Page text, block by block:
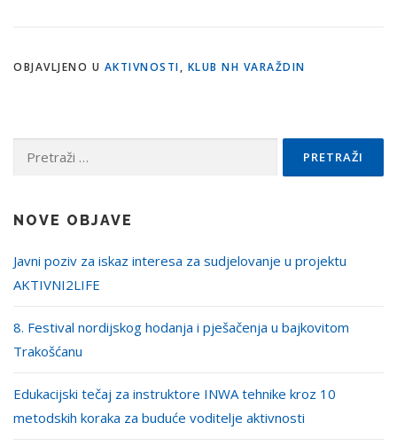
OBJAVLJENO U AKTIVNOSTI, KLUB NH VARAŽDIN
Pretraži:
NOVE OBJAVE
Javni poziv za iskaz interesa za sudjelovanje u projektu
AKTIVNI2LIFE
8. Festival nordijskog hodanja i pješačenja u bajkovitom
Trakošćanu
Edukacijski tečaj za instruktore INWA tehnike kroz 10
metodskih koraka za buduće voditelje aktivnosti